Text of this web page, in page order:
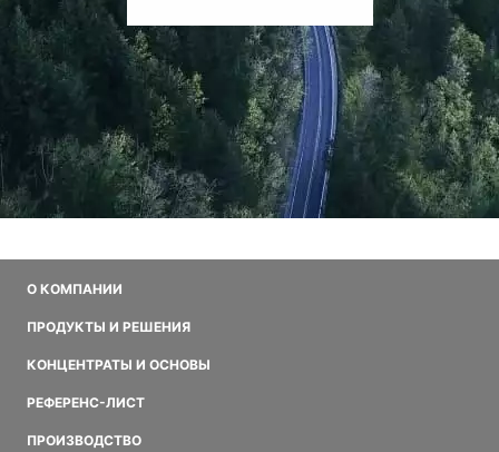
О КОМПАНИИ
ПРОДУКТЫ И РЕШЕНИЯ
КОНЦЕНТРАТЫ И ОСНОВЫ
РЕФЕРЕНС-ЛИСТ
ПРОИЗВОДСТВО